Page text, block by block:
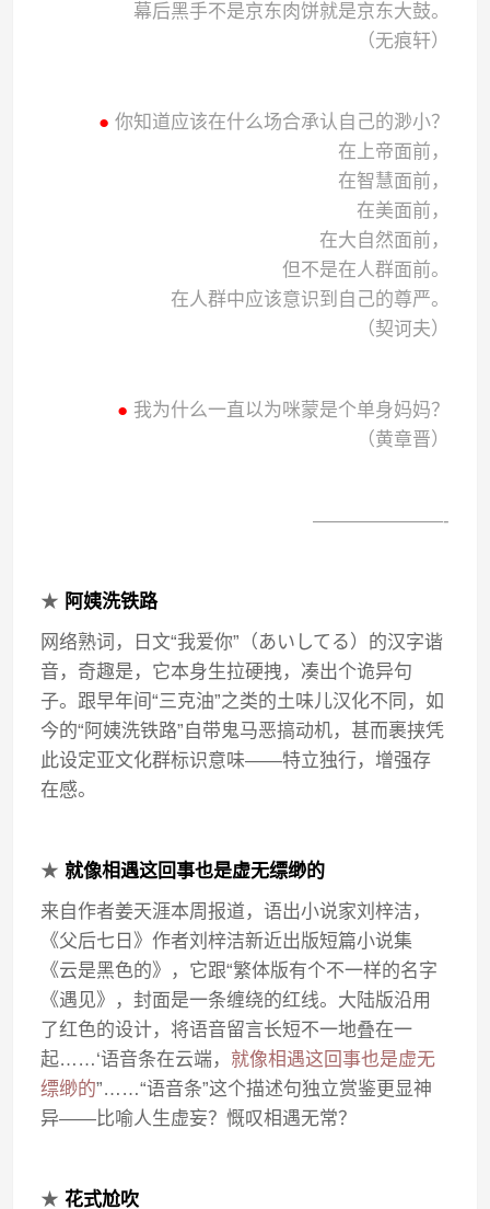
幕后黑手不是京东肉饼就是京东大鼓。
（无痕轩）
● 你知道应该在什么场合承认自己的渺小？
在上帝面前，
在智慧面前，
在美面前，
在大自然面前，
但不是在人群面前。
在人群中应该意识到自己的尊严。
（契诃夫）
● 我为什么一直以为咪蒙是个单身妈妈？
（黄章晋）
———————-
★ 阿姨洗铁路
网络熟词，日文“我爱你”（あいしてる）的汉字谐
音，奇趣是，它本身生拉硬拽，凑出个诡异句
子。跟早年间“三克油”之类的土味儿汉化不同，如
今的“阿姨洗铁路”自带鬼马恶搞动机，甚而裹挟凭
此设定亚文化群标识意味——特立独行，增强存
在感。
★就像相遇这回事也是虚无缥缈的
来自作者姜天涯本周报道，语出小说家刘梓洁，
《父后七日》作者刘梓洁新近出版短篇小说集
《云是黑色的》，它跟“繁体版有个不一样的名字
《遇见》，封面是一条缠绕的红线。大陆版沿用
了红色的设计，将语音留言长短不一地叠在一
起……‘语音条在云端， 就像相遇这回事也是虚无
缥缈的”……“语音条”这个描述句独立赏鉴更显神
异——比喻人生虚妄？慨叹相遇无常？
★花式尬吹